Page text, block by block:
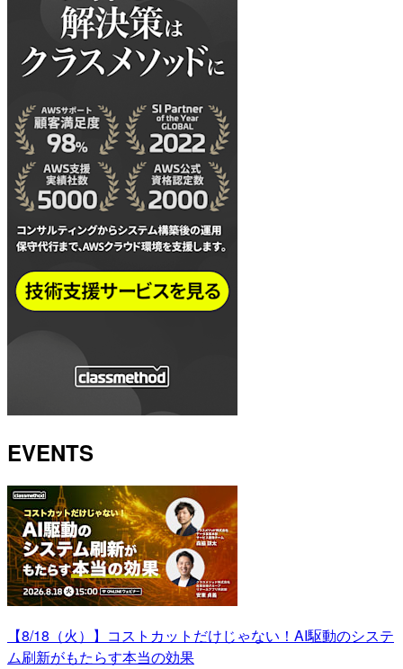
EVENTS
【8/18（火）】コストカットだけじゃない！AI駆動のシステ
ム刷新がもたらす本当の効果